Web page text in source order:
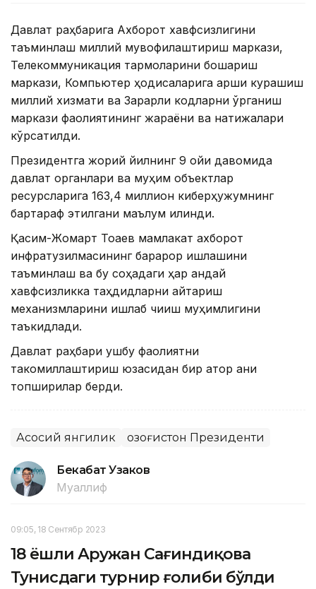
Давлат раҳбарига Ахборот хавфсизлигини
таъминлаш миллий мувофиқлаштириш маркази,
Телекоммуникация тармоқларини бошқариш
маркази, Компьютер ҳодисаларига қарши курашиш
миллий хизмати ва Зарарли кодларни ўрганиш
маркази фаолиятининг жараёни ва натижалари
кўрсатилди.
Президентга жорий йилнинг 9 ойи давомида
давлат органлари ва муҳим объектлар
ресурсларига 163,4 миллион киберҳужумнинг
бартараф этилгани маълум қилинди.
Қасим-Жомарт Тоқаев мамлакат ахборот
инфратузилмасининг барқарор ишлашини
таъминлаш ва бу соҳадаги ҳар қандай
хавфсизликка таҳдидларни қайтариш
механизмларини ишлаб чиқиш муҳимлигини
таъкидлади.
Давлат раҳбари ушбу фаолиятни
такомиллаштириш юзасидан бир қатор аниқ
топшириқлар берди.
Асосий янгилик Қозоғистон Президенти
Бекабат Узаков
Муаллиф
09:05, 18 Сентябр 2023
18 ёшли Аружан Сағиндиқова
Тунисдаги турнир ғолиби бўлди